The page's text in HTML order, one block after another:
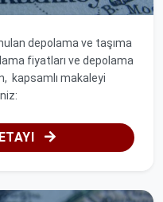
depolama ve taşıma
fiyatları ve depolama
kapsamlı makaleyi